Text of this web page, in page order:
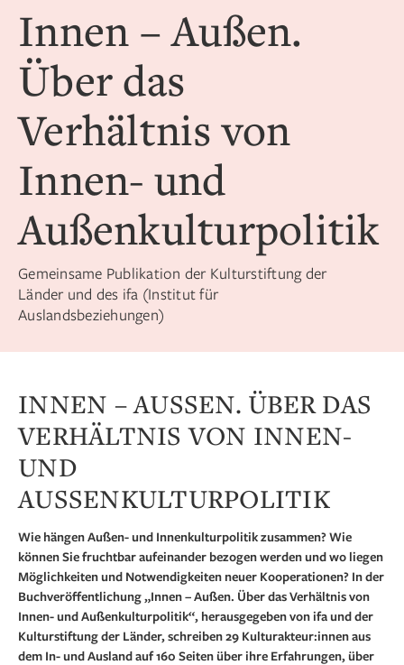
Innen – Außen.
Über das
Verhältnis von
Innen- und
Außenkulturpolitik
Gemeinsame Publikation der Kulturstiftung der
Länder und des ifa (Institut für
Auslandsbeziehungen)
INNEN – AUSSEN. ÜBER DAS V
ERHÄLTNIS VON INNEN- U
ND A
USSENKULTURPOLITIK
Wie hängen Außen- und Innenkulturpolitik zusammen? Wie
können Sie fruchtbar aufeinander bezogen werden und wo liegen
Möglichkeiten und Notwendigkeiten neuer Kooperationen? In der
Buchveröffentlichung „Innen – Außen. Über das Verhältnis von
Innen- und Außenkulturpolitik“, herausgegeben von ifa und der
Kulturstiftung der Länder, schreiben 29 Kulturakteur:innen aus
dem In- und Ausland auf 160 Seiten über ihre Erfahrungen, über